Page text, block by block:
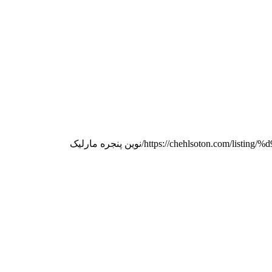
https://chehlsoton.com/listing/ نوین پنجره مارلیک